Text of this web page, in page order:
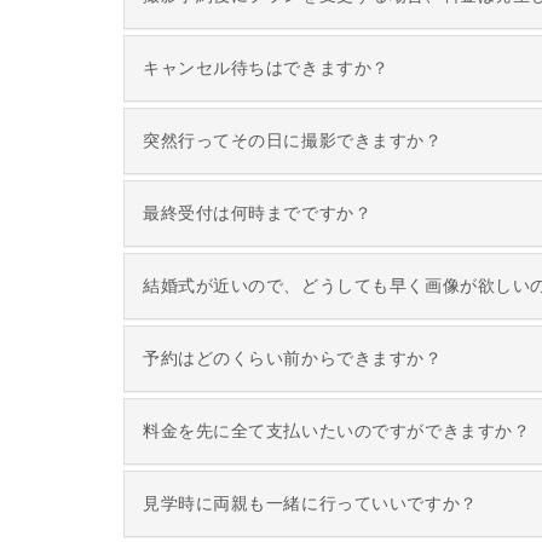
キャンセル待ちはできますか？
突然行ってその日に撮影できますか？
最終受付は何時までですか？
結婚式が近いので、どうしても早く画像が欲しい
予約はどのくらい前からできますか？
料金を先に全て支払いたいのですができますか？
見学時に両親も一緒に行っていいですか？